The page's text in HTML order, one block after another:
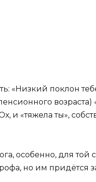
«Низкий поклон
возраста)
и «тяжела ты»,
особенно, для той
но им придётся